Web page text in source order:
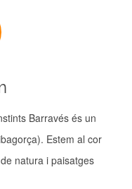
Barravés és un
Estem al cor
natura i paisatges